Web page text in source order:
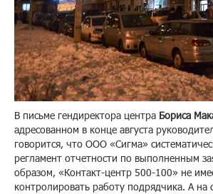
В письме гендиректора центра Бориса
адресованном в конце августа
говорится, что ООО «Сигма»
регламент отчетности по выполненным
образом, «Контакт-центр 500-100» не
контролировать работу подрядчика. А